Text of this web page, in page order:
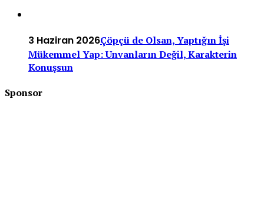
3 Haziran 2026Çöpçü de Olsan, Yaptığın İşi
Mükemmel Yap: Unvanların Değil, Karakterin
Konuşsun
Sponsor